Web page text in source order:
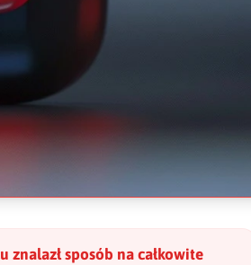
znalazł sposób na całkowite